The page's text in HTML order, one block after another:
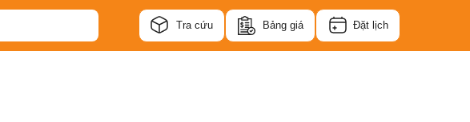
Tra cứu Bảng giá Đặt lịch